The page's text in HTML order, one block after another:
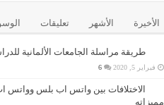
الأخيرة الأشهر تعليقات
طريقة مراسلة الجامعات الألمانية
فبراير 5, 2020 6
الاختلافات بين واتس اب بلس وواتس
مميزاته